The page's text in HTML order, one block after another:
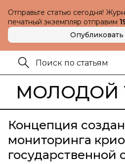
Отправьте статью сегодня!
печатный экземпляр отправим
Опубликовать
МОЛОДОЙ
Концепция
мониторинга
государственной